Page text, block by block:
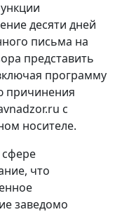
десяти дней
письма на
представить
программу
причинения
с
носителе.
что
заведомо